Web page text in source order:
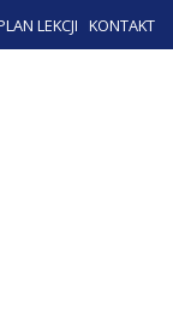
LEKCJI KONTAKT